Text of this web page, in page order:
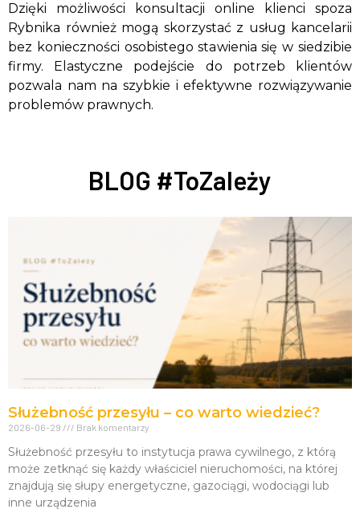
Dzięki możliwości konsultacji online klienci spoza
Rybnika również mogą skorzystać z usług kancelarii
bez konieczności osobistego stawienia się w siedzibie
firmy. Elastyczne podejście do potrzeb klientów
pozwala nam na szybkie i efektywne rozwiązywanie
problemów prawnych.
BLOG #ToZależy
Służebność przesyłu – co warto wiedzieć?
2026-06-29 Brak komentarzy
Służebność przesyłu to instytucja prawa cywilnego, z którą
może zetknąć się każdy właściciel nieruchomości, na której
znajdują się słupy energetyczne, gazociągi, wodociągi lub
inne urządzenia